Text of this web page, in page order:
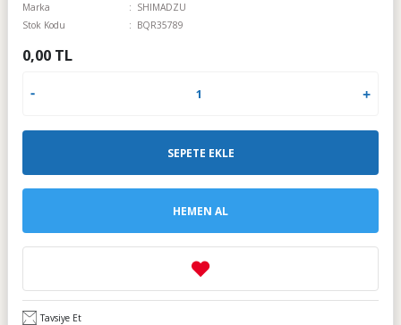
Marka
SHIMADZU
Stok Kodu
BQR35789
0,00 TL
SEPETE EKLE
HEMEN AL
Tavsiye Et